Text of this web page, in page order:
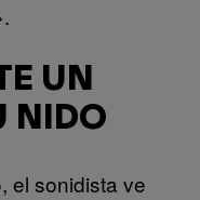
UN
NIDO
el sonidista ve